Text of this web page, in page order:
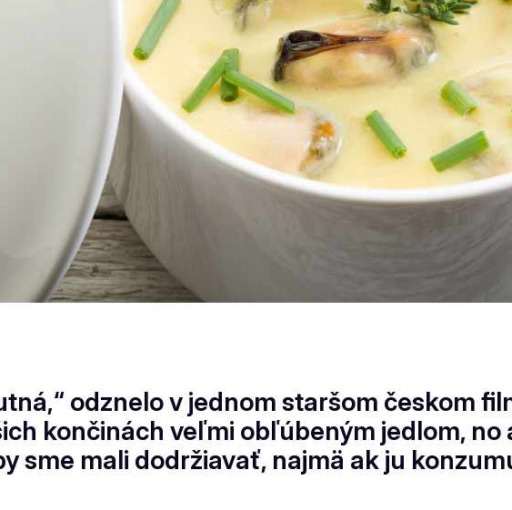
odznelo v jednom staršom českom
končinách veľmi obľúbeným jedlom,
sme mali dodržiavať, najmä ak ju